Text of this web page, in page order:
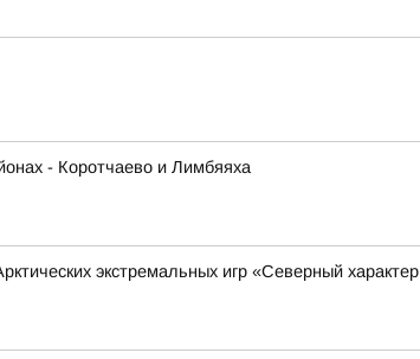
- Коротчаево и Лимбяяха
экстремальных игр «Северный характер